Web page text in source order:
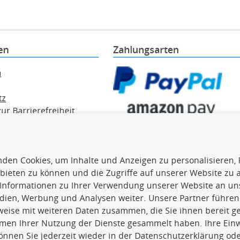
Barrierefreiheit
Zahlungsarten
die gesamte Datenbank, dürfen nicht kopiert
Zustimmung TecDocs zu vervielfältigen, zu
stellt eine Urheberrechtsverletzung dar und
Cookies, um Inhalte und Anzeigen zu
zu können und die Zugriffe auf unserer Website zu
zu Ihrer Verwendung unserer Website an
Werbung und Analysen weiter. Unsere Partner
mit weiteren Daten zusammen, die Sie ihnen bereit
Ihrer Nutzung der Dienste gesammelt haben. Ihre
Sie jederzeit wieder in der Datenschutzerklärung